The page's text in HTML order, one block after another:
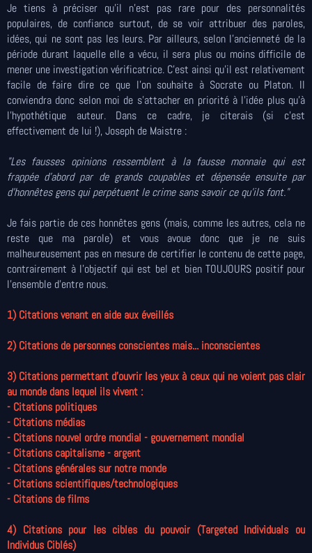
Je tiens à préciser qu'il n'est pas rare pour des personnalités
populaires, de confiance surtout, de se voir attribuer des paroles,
idées, qui ne sont pas les leurs. Par ailleurs, selon l'ancienneté de la
période durant laquelle elle a vécu, il sera plus ou moins difficile de
mener une investigation vérificatrice. C'est ainsi qu'il est relativement
facile de faire dire ce que l'on souhaite à Socrate ou Platon. Il
conviendra donc selon moi de s'attacher en priorité à l'idée plus qu'à
l'hypothétique auteur. Dans ce cadre, je citerais (si c'est
effectivement de lui !), Joseph de Maistre :
"Les fausses opinions ressemblent à la fausse monnaie qui est
frappée d'abord par de grands coupables et dépensée ensuite par
d'honnêtes gens qui perpétuent le crime sans savoir ce qu'ils font."
Je fais partie de ces honnêtes gens (mais, comme les autres, cela ne
reste que ma parole) et vous avoue donc que je ne suis
malheureusement pas en mesure de certifier le contenu de cette page,
contrairement à l'objectif qui est bel et bien TOUJOURS positif pour
l'ensemble d'entre nous.
1) Citations venant en aide aux éveillés
2) Citations de personnes conscientes mais... inconscientes
3) Citations permettant d'ouvrir les yeux à ceux qui ne voient pas clair
au monde dans lequel ils vivent :
- Citations politiques
- Citations médias
- Citations nouvel ordre mondial - gouvernement mondial
- Citations capitalisme - argent
- Citations générales sur notre monde
- Citations scientifiques/technologiques
- Citations de films
4) Citations pour les cibles du pouvoir (Targeted Individuals ou
Individus Ciblés)